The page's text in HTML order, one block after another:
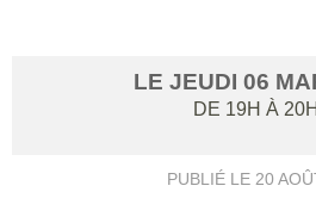
LE JEUDI 06
DE 19H À
PUBLIÉ LE 20